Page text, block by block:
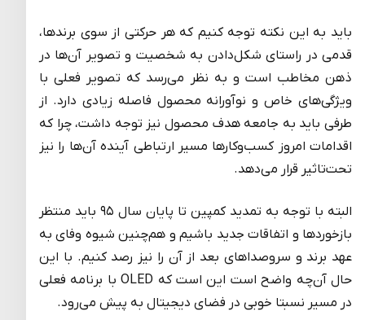
باید به این نکته توجه کنیم که هر حرکتی از سوی برندها،
قدمی در راستای شکل‌دادن به شخصیت و تصویر آن‌ها در
ذهن مخاطب است و به نظر می‌رسد که تصویر فعلی با
ویژگی‌های خاص و نوآورانه محصول فاصله زیادی دارد. از
طرفی باید به جامعه هدف محصول نیز توجه داشت، چرا که
اقدامات امروز کسب‌وکارها مسیر ارتباطی آینده آن‌ها را نیز
تحت‌تاثیر قرار می‌دهد.
البته با توجه به تمدید کمپین تا پایان سال ۹۵ باید منتظر
بازخوردها و اتفاقات جدید باشیم و هم‌چنین شیوه وفای به
عهد برند و سروصداهای بعد از آن را نیز رصد کنیم. با این
حال آن‌چه واضح است این است که OLED با برنامه فعلی
در مسیر نسبتا خوبی در فضای دیجیتال به پیش می‌رود.